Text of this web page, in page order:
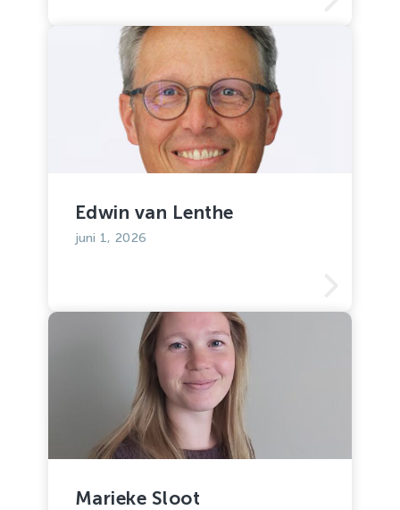
Edwin van Lenthe
juni 1, 2026
Marieke Sloot